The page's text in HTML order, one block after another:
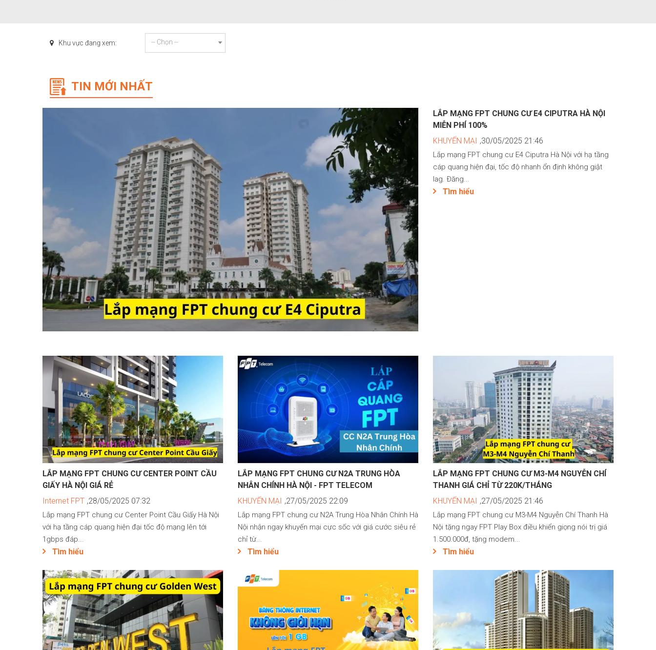
Khu vực đang xem: -- Chọn --
TIN MỚI NHẤT
LẮP MẠNG FPT CHUNG CƯ E4 CIPUTRA HÀ NỘI
MIỄN PHÍ 100%
KHUYẾN MẠI ,30/05/2025 21:46
Lắp mạng FPT chung cư E4 Ciputra Hà Nội với hạ tầng
cáp quang hiện đại, tốc độ nhanh ổn định không giật
lag. Đăng...
Tìm hiểu
LẮP MẠNG FPT CHUNG CƯ CENTER POINT CẦU
GIẤY HÀ NỘI GIÁ RẺ
Internet FPT ,28/05/2025 07:32
Lắp mạng FPT chung cư Center Point Cầu Giấy Hà Nội
với hạ tầng cáp quang hiện đại tốc độ mạng lên tới
1gbps đáp...
Tìm hiểu
LẮP MẠNG FPT CHUNG CƯ N2A TRUNG HÒA
NHÂN CHÍNH HÀ NỘI - FPT TELECOM
KHUYẾN MẠI ,27/05/2025 22:09
Lắp mạng FPT chung cư N2A Trung Hòa Nhân Chính Hà
Nội nhận ngay khuyến mại cực sốc với giá cước siêu rẻ
chỉ từ...
Tìm hiểu
LẮP MẠNG FPT CHUNG CƯ M3-M4 NGUYỄN CHÍ
THANH GIÁ CHỈ TỪ 220K/THÁNG
KHUYẾN MẠI ,27/05/2025 21:46
Lắp mạng FPT chung cư M3-M4 Nguyễn Chí Thanh Hà
Nội tặng ngay FPT Play Box điều khiển giọng nói trị giá
1.500.000đ, tặng modem...
Tìm hiểu